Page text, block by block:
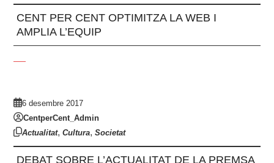
CENT PER CENT OPTIMITZA LA WEB I
AMPLIA L’EQUIP
6 desembre 2017
CentperCent_Admin
Actualitat,Cultura,Societat
DEBAT SOBRE L’ACTUALITAT DE LA PREMSA